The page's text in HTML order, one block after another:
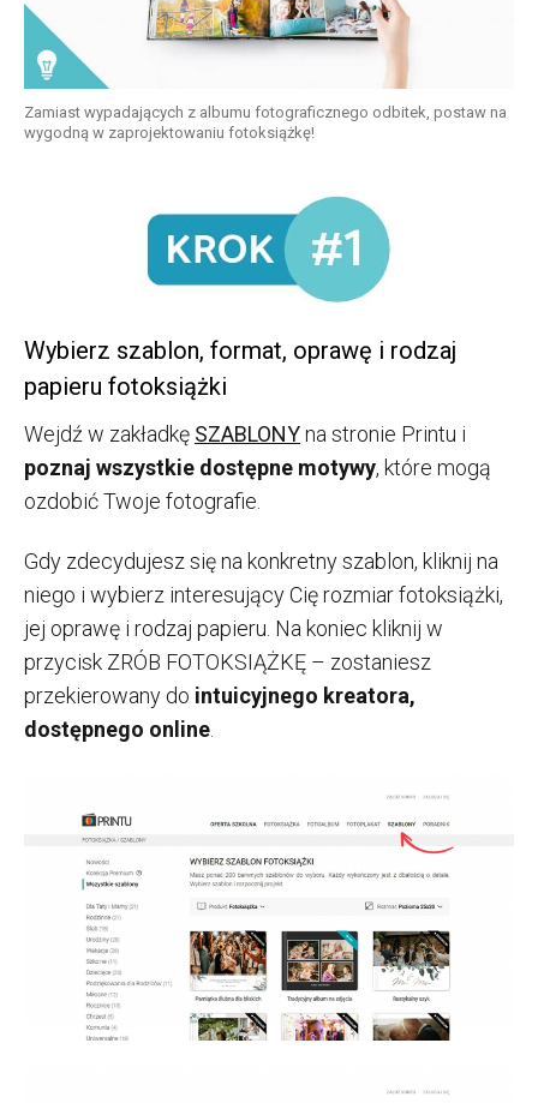
Zamiast wypadających z albumu fotograficznego odbitek, postaw na
wygodną w zaprojektowaniu fotoksiążkę!
Wybierz szablon, format, oprawę i rodzaj
papieru fotoksiążki
Wejdź w zakładkę SZABLONYna stronie Printu i
poznaj wszystkie dostępne motywy, które mogą
ozdobić Twoje fotografie.
Gdy zdecydujesz się na konkretny szablon, kliknij na
niego i wybierz interesujący Cię rozmiar fotoksiążki,
jej oprawę i rodzaj papieru. Na koniec kliknij w
przycisk ZRÓB FOTOKSIĄŻKĘ – zostaniesz
przekierowany do intuicyjnego kreatora,
dostępnego online.